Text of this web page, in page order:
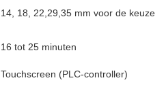
14, 18, 22,29,35 mm voor de keuze
16 tot 25 minuten
Touchscreen (PLC-controller)